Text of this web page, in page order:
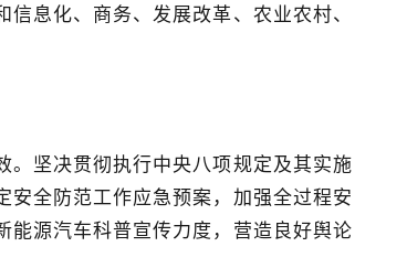
息化、商务、发展改革、农业农村、
坚决贯彻执行中央八项规定及其实施
全防范工作应急预案，加强全过程安
源汽车科普宣传力度，营造良好舆论